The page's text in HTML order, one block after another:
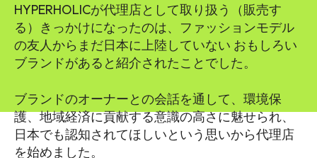
HYPERHOLICが代理店として取り扱う（販売す
る）きっかけになったのは、ファッションモデル
の友人からまだ日本に上陸していない おもしろい
ブランドがあると紹介されたことでした。
ブランドのオーナーとの会話を通して、環境保
護、地域経済に貢献する意識の高さに魅せられ、
日本でも認知されてほしいという思いから代理店
を始めました。